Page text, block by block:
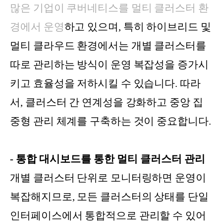
많은 기업이 쿠버네티스를 멀티 클러스터 환
경에서 운영하고 있으며, 특히 하이브리드 및
멀티 클라우드 환경에서는 개별 클러스터를
따로 관리하는 방식이 운영 복잡성을 증가시
키고 효율성을 저하시킬 수 있습니다. 따라
서, 클러스터 간 연계성을 강화하고 중앙 집
중형 관리 체계를 구축하는 것이 중요합니다.
- 통합 대시보드를 통한 멀티 클러스터 관리
개별 클러스터 단위로 모니터링하면 운영이
복잡해지므로, 모든 클러스터의 상태를 단일
인터페이스에서 통합적으로 관리할 수 있어